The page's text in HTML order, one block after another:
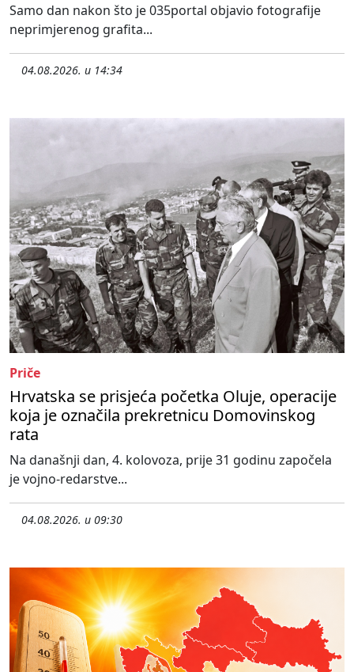
Samo dan nakon što je 035portal objavio fotografije
neprimjerenog grafita...
04.08.2026. u 14:34
Priče
Hrvatska se prisjeća početka Oluje, operacije
koja je označila prekretnicu Domovinskog
rata
Na današnji dan, 4. kolovoza, prije 31 godinu započela
je vojno-redarstve...
04.08.2026. u 09:30